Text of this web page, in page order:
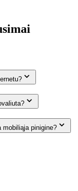
mobiliąja pinigine?